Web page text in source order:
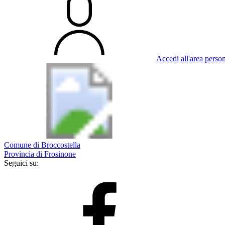
Accedi all'area
Comune di Broccostella
Provincia di Frosinone
Seguici su: